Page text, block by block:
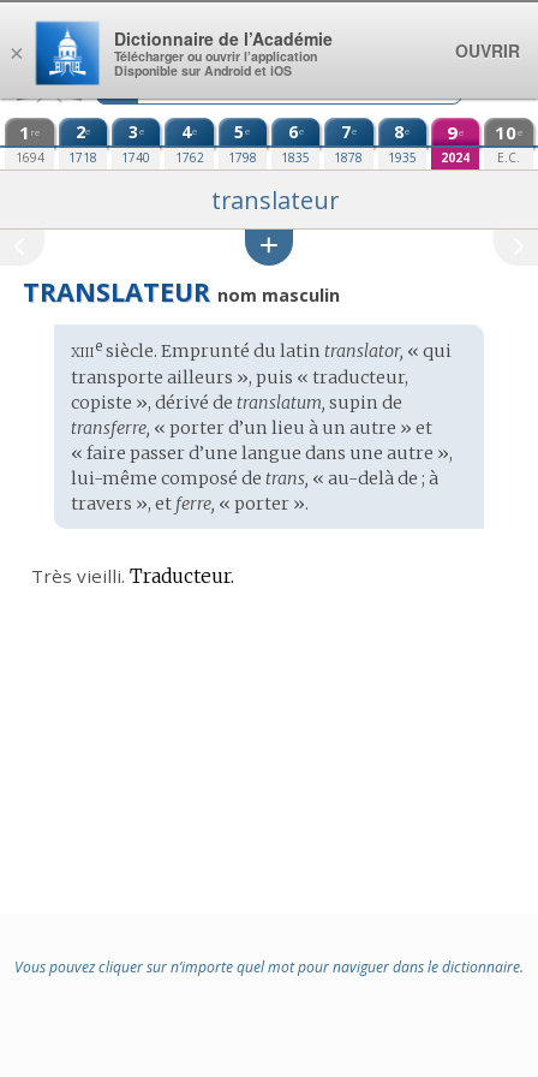
Aller au contenu
1 re
1694
2e
1718
3e
1740
4e
1762
5e
1798
6e
1835
7e
1878
8e
1935
9e
2024
10e
E.C.
translateur
TRANSLATEUR nom masculin
Étymologie
:
xiiiesiècle. Emprunté du latin translator, « qui
transporte ailleurs », puis « traducteur,
copiste », dérivé de translatum, supin de
transferre, « porter d’un lieu à un autre » et
« faire passer d’une langue dans une autre »,
lui-même composé de trans, « au-delà de ; à
travers », et ferre, « porter ».
Très vieilli. Traducteur.
Vous pouvez cliquer sur n’importe quel mot pour naviguer dans le dictionnaire.
×
Dictionnaire de l’Académie
Télécharger ou ouvrir l’application
Disponible sur Android et iOS
OUVRIR